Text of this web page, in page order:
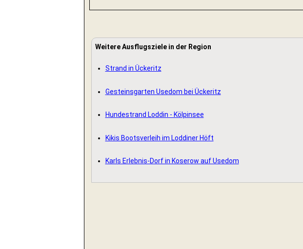
Weitere Ausflugsziele in der Region
Strand in Ückeritz
Gesteinsgarten Usedom bei Ückeritz
Hundestrand Loddin - Kölpinsee
Kikis Bootsverleih im Loddiner Höft
Karls Erlebnis-Dorf in Koserow auf Usedom